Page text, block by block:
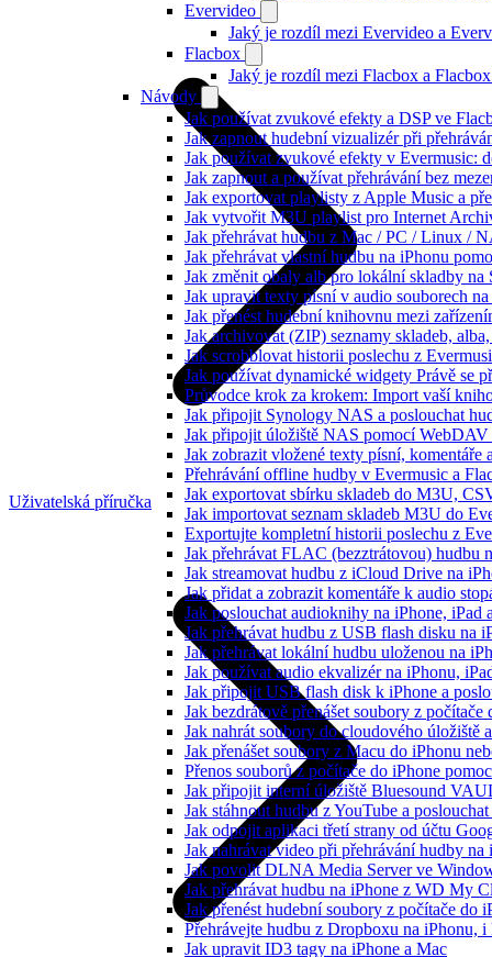
Evervideo
Jaký je rozdíl mezi Evervideo a
Flacbox
Jaký je rozdíl mezi Flacbox a
Návody
Jak používat zvukové efekty a DSP ve
Jak zapnout hudební vizualizér při
Jak používat zvukové efekty v Evermusic:
Jak zapnout a používat přehrávání bez
Jak exportovat playlisty z Apple Music a
Jak vytvořit M3U playlist pro Internet
Jak přehrávat hudbu z Mac / PC / Linux /
Jak přehrávat vlastní hudbu na iPhonu
Jak změnit obaly alb pro lokální skladby
Jak upravit texty písní v audio souborech
Jak přenést hudební knihovnu mezi
Jak archivovat (ZIP) seznamy skladeb,
Jak scrobblovat historii poslechu z
Jak používat dynamické widgety Právě se
Průvodce krok za krokem: Import vaší
Jak připojit Synology NAS a poslouchat
Jak připojit úložiště NAS pomocí WebDAV
Jak zobrazit vložené texty písní,
Přehrávání offline hudby v Evermusic a
Jak exportovat sbírku skladeb do M3U,
Jak importovat seznam skladeb M3U do
Exportujte kompletní historii poslechu z
Jak přehrávat FLAC (bezztrátovou) hudbu
Jak streamovat hudbu z iCloud Drive na
Jak přidat a zobrazit komentáře k audio
Jak poslouchat audioknihy na iPhone, iPad
Jak přehrávat hudbu z USB flash disku na
Jak přehrávat lokální hudbu uloženou na
Jak používat audio ekvalizér na iPhonu,
Jak připojit USB flash disk k iPhone a
Jak bezdrátově přenášet soubory z
Jak nahrát soubory do cloudového
Jak přenášet soubory z Macu do iPhonu
Přenos souborů z počítače do iPhone
Jak připojit interní úložiště Bluesound
Jak stáhnout hudbu z YouTube a
Jak odpojit aplikaci třetí strany od účtu
Jak nahrávat video při přehrávání hudby na
Jak povolit DLNA Media Server ve
Jak přehrávat hudbu na iPhone z WD My
Jak přenést hudební soubory z počítače
Přehrávejte hudbu z Dropboxu na iPhonu,
Jak upravit ID3 tagy na iPhone a Mac
Uživatelská příručka